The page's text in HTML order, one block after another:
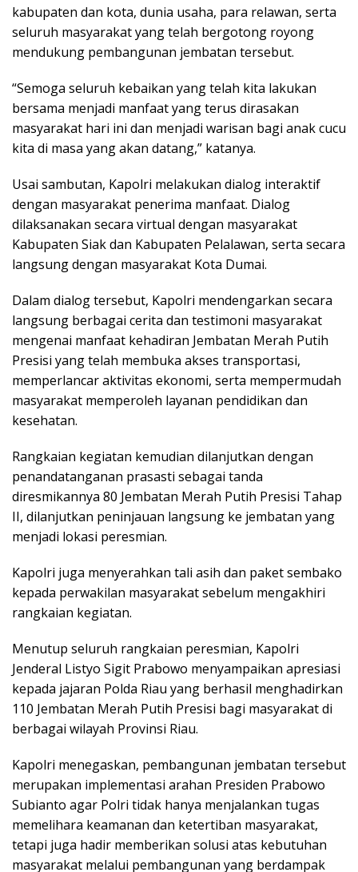
kabupaten dan kota, dunia usaha, para relawan, serta
seluruh masyarakat yang telah bergotong royong
mendukung pembangunan jembatan tersebut.
“Semoga seluruh kebaikan yang telah kita lakukan
bersama menjadi manfaat yang terus dirasakan
masyarakat hari ini dan menjadi warisan bagi anak cucu
kita di masa yang akan datang,” katanya.
Usai sambutan, Kapolri melakukan dialog interaktif
dengan masyarakat penerima manfaat. Dialog
dilaksanakan secara virtual dengan masyarakat
Kabupaten Siak dan Kabupaten Pelalawan, serta secara
langsung dengan masyarakat Kota Dumai.
Dalam dialog tersebut, Kapolri mendengarkan secara
langsung berbagai cerita dan testimoni masyarakat
mengenai manfaat kehadiran Jembatan Merah Putih
Presisi yang telah membuka akses transportasi,
memperlancar aktivitas ekonomi, serta mempermudah
masyarakat memperoleh layanan pendidikan dan
kesehatan.
Rangkaian kegiatan kemudian dilanjutkan dengan
penandatanganan prasasti sebagai tanda
diresmikannya 80 Jembatan Merah Putih Presisi Tahap
II, dilanjutkan peninjauan langsung ke jembatan yang
menjadi lokasi peresmian.
Kapolri juga menyerahkan tali asih dan paket sembako
kepada perwakilan masyarakat sebelum mengakhiri
rangkaian kegiatan.
Menutup seluruh rangkaian peresmian, Kapolri
Jenderal Listyo Sigit Prabowo menyampaikan apresiasi
kepada jajaran Polda Riau yang berhasil menghadirkan
110 Jembatan Merah Putih Presisi bagi masyarakat di
berbagai wilayah Provinsi Riau.
Kapolri menegaskan, pembangunan jembatan tersebut
merupakan implementasi arahan Presiden Prabowo
Subianto agar Polri tidak hanya menjalankan tugas
memelihara keamanan dan ketertiban masyarakat,
tetapi juga hadir memberikan solusi atas kebutuhan
masyarakat melalui pembangunan yang berdampak